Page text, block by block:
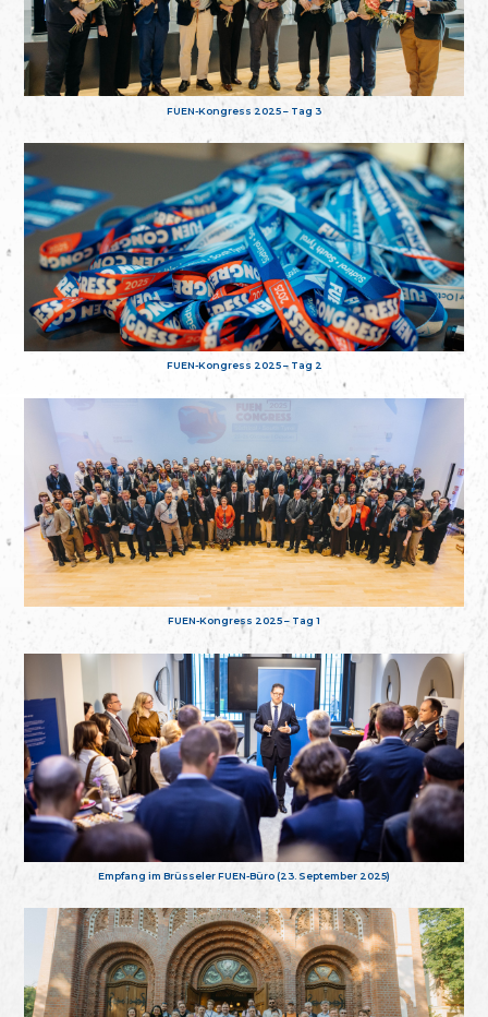
FUEN-Kongress 2025 – Tag 3
FUEN-Kongress 2025 – Tag 2
FUEN-Kongress 2025 – Tag 1
Empfang im Brüsseler FUEN-Büro (23. September 2025)